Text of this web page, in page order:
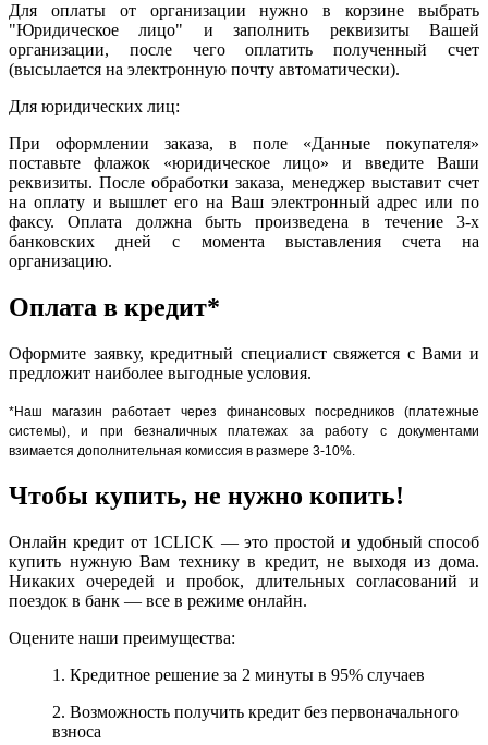
Для оплаты от организации нужно в корзине выбрать
"Юридическое лицо" и заполнить реквизиты Вашей
организации, после чего оплатить полученный счет
(высылается на электронную почту автоматически).
Для юридических лиц:
При оформлении заказа, в поле «Данные покупателя»
поставьте флажок «юридическое лицо» и введите Ваши
реквизиты. После обработки заказа, менеджер выставит счет
на оплату и вышлет его на Ваш электронный адрес или по
факсу. Оплата должна быть произведена в течение 3-х
банковских дней с момента выставления счета на
организацию.
Оплата в кредит*
Оформите заявку, кредитный специалист свяжется с Вами и
предложит наиболее выгодные условия.
*Наш магазин работает через финансовых посредников (платежные
системы), и при безналичных платежах за работу с документами
взимается дополнительная комиссия в размере 3-10%.
Чтобы купить, не нужно копить!
Онлайн кредит от 1CLICK — это простой и удобный способ
купить нужную Вам технику в кредит, не выходя из дома.
Никаких очередей и пробок, длительных согласований и
поездок в банк — все в режиме онлайн.
Оцените наши преимущества:
1. Кредитное решение за 2 минуты в 95% случаев
2. Возможность получить кредит без первоначального
взноса